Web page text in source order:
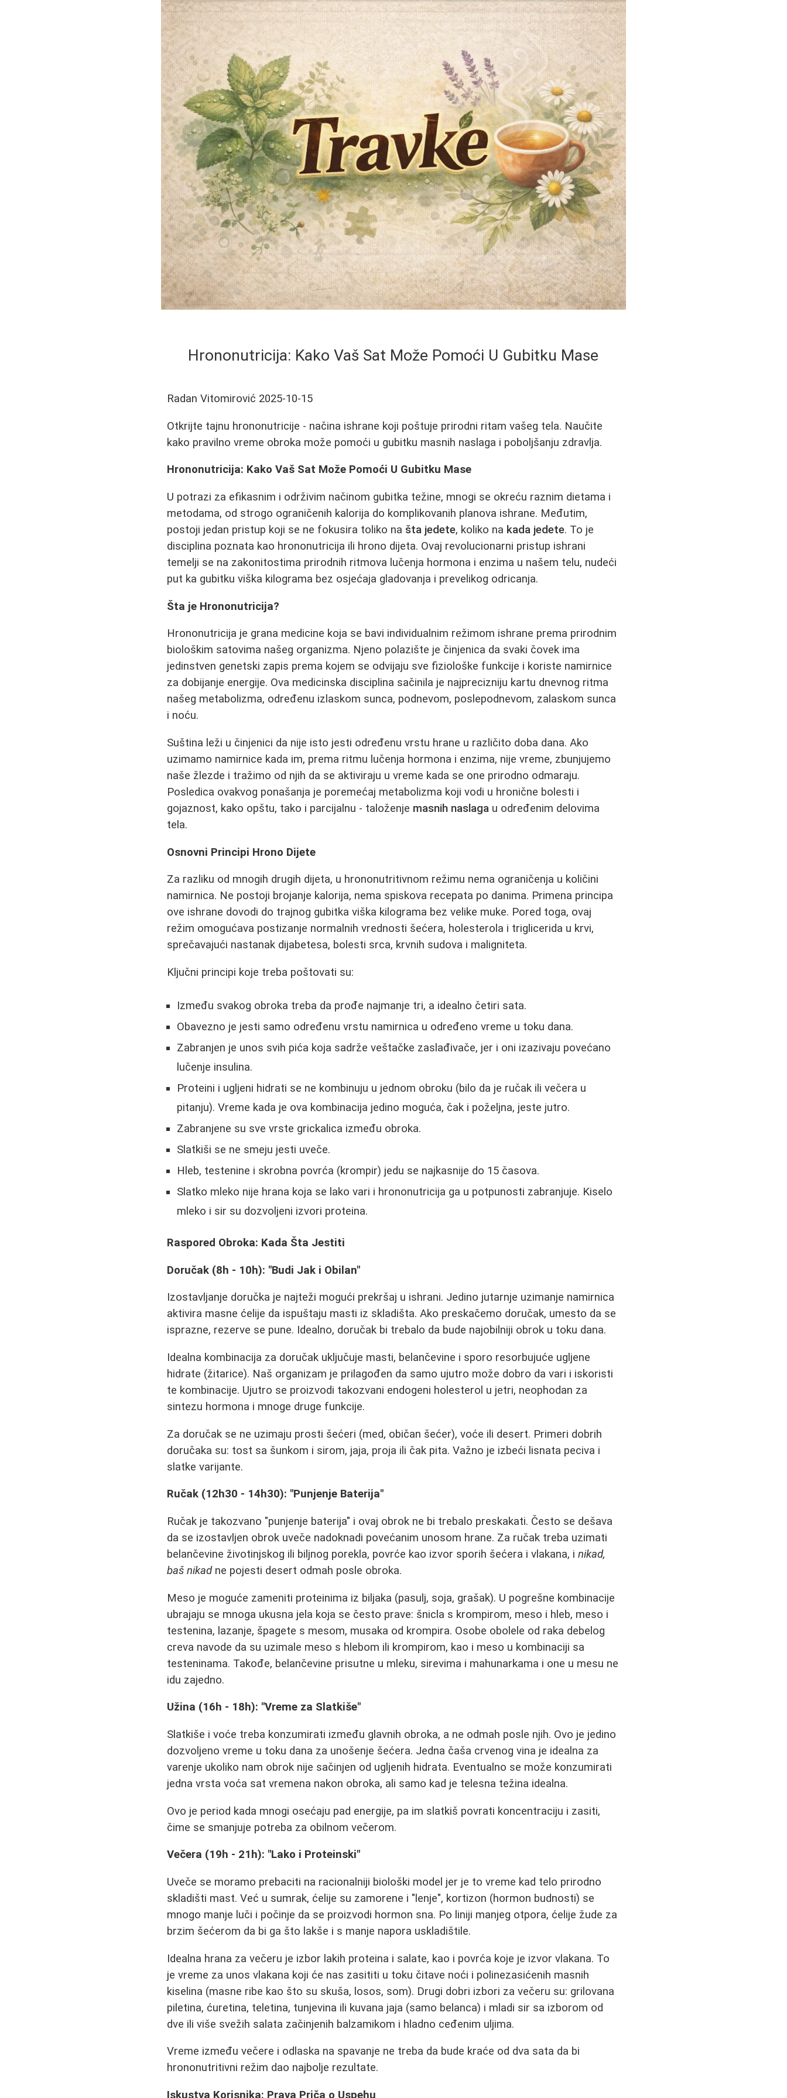
Hrononutricija: Kako Vaš Sat Može Pomoći U Gubitku Mase
Radan Vitomirović 2025-10-15
Otkrijte tajnu hrononutricije - načina ishrane koji poštuje prirodni ritam vašeg tela. Naučite
kako pravilno vreme obroka može pomoći u gubitku masnih naslaga i poboljšanju zdravlja.
Hrononutricija: Kako Vaš Sat Može Pomoći U Gubitku Mase
U potrazi za efikasnim i održivim načinom gubitka težine, mnogi se okreću raznim dietama i
metodama, od strogo ograničenih kalorija do komplikovanih planova ishrane. Međutim,
postoji jedan pristup koji se ne fokusira toliko na šta jedete, koliko na kada jedete. To je
disciplina poznata kao hrononutricija ili hrono dijeta. Ovaj revolucionarni pristup ishrani
temelji se na zakonitostima prirodnih ritmova lučenja hormona i enzima u našem telu, nudeći
put ka gubitku viška kilograma bez osjećaja gladovanja i prevelikog odricanja.
Šta je Hrononutricija?
Hrononutricija je grana medicine koja se bavi individualnim režimom ishrane prema prirodnim
biološkim satovima našeg organizma. Njeno polazište je činjenica da svaki čovek ima
jedinstven genetski zapis prema kojem se odvijaju sve fiziološke funkcije i koriste namirnice
za dobijanje energije. Ova medicinska disciplina sačinila je najprecizniju kartu dnevnog ritma
našeg metabolizma, određenu izlaskom sunca, podnevom, poslepodnevom, zalaskom sunca
i noću.
Suština leži u činjenici da nije isto jesti određenu vrstu hrane u različito doba dana. Ako
uzimamo namirnice kada im, prema ritmu lučenja hormona i enzima, nije vreme, zbunjujemo
naše žlezde i tražimo od njih da se aktiviraju u vreme kada se one prirodno odmaraju.
Posledica ovakvog ponašanja je poremećaj metabolizma koji vodi u hronične bolesti i
gojaznost, kako opštu, tako i parcijalnu - taloženje masnih naslaga u određenim delovima
tela.
Osnovni Principi Hrono Dijete
Za razliku od mnogih drugih dijeta, u hrononutritivnom režimu nema ograničenja u količini
namirnica. Ne postoji brojanje kalorija, nema spiskova recepata po danima. Primena principa
ove ishrane dovodi do trajnog gubitka viška kilograma bez velike muke. Pored toga, ovaj
režim omogućava postizanje normalnih vrednosti šećera, holesterola i triglicerida u krvi,
sprečavajući nastanak dijabetesa, bolesti srca, krvnih sudova i maligniteta.
Ključni principi koje treba poštovati su:
Između svakog obroka treba da prođe najmanje tri, a idealno četiri sata.
Obavezno je jesti samo određenu vrstu namirnica u određeno vreme u toku dana.
Zabranjen je unos svih pića koja sadrže veštačke zaslađivače, jer i oni izazivaju povećano
lučenje insulina.
Proteini i ugljeni hidrati se ne kombinuju u jednom obroku (bilo da je ručak ili večera u
pitanju). Vreme kada je ova kombinacija jedino moguća, čak i poželjna, jeste jutro.
Zabranjene su sve vrste grickalica između obroka.
Slatkiši se ne smeju jesti uveče.
Hleb, testenine i skrobna povrća (krompir) jedu se najkasnije do 15 časova.
Slatko mleko nije hrana koja se lako vari i hrononutricija ga u potpunosti zabranjuje. Kiselo
mleko i sir su dozvoljeni izvori proteina.
Raspored Obroka: Kada Šta Jestiti
Doručak (8h - 10h): "Budi Jak i Obilan"
Izostavljanje doručka je najteži mogući prekršaj u ishrani. Jedino jutarnje uzimanje namirnica
aktivira masne ćelije da ispuštaju masti iz skladišta. Ako preskačemo doručak, umesto da se
isprazne, rezerve se pune. Idealno, doručak bi trebalo da bude najobilniji obrok u toku dana.
Idealna kombinacija za doručak uključuje masti, belančevine i sporo resorbujuće ugljene
hidrate (žitarice). Naš organizam je prilagođen da samo ujutro može dobro da vari i iskoristi
te kombinacije. Ujutro se proizvodi takozvani endogeni holesterol u jetri, neophodan za
sintezu hormona i mnoge druge funkcije.
Za doručak se ne uzimaju prosti šećeri (med, običan šećer), voće ili desert. Primeri dobrih
doručaka su: tost sa šunkom i sirom, jaja, proja ili čak pita. Važno je izbeći lisnata peciva i
slatke varijante.
Ručak (12h30 - 14h30): "Punjenje Baterija"
Ručak je takozvano "punjenje baterija" i ovaj obrok ne bi trebalo preskakati. Često se dešava
da se izostavljen obrok uveče nadoknadi povećanim unosom hrane. Za ručak treba uzimati
belančevine životinjskog ili biljnog porekla, povrće kao izvor sporih šećera i vlakana, inikad,
baš nikadne pojesti desert odmah posle obroka.
Meso je moguće zameniti proteinima iz biljaka (pasulj, soja, grašak). U pogrešne kombinacije
ubrajaju se mnoga ukusna jela koja se često prave: šnicla s krompirom, meso i hleb, meso i
testenina, lazanje, špagete s mesom, musaka od krompira. Osobe obolele od raka debelog
creva navode da su uzimale meso s hlebom ili krompirom, kao i meso u kombinaciji sa
testeninama. Takođe, belančevine prisutne u mleku, sirevima i mahunarkama i one u mesu ne
idu zajedno.
Užina (16h - 18h): "Vreme za Slatkiše"
Slatkiše i voće treba konzumirati između glavnih obroka, a ne odmah posle njih. Ovo je jedino
dozvoljeno vreme u toku dana za unošenje šećera. Jedna čaša crvenog vina je idealna za
varenje ukoliko nam obrok nije sačinjen od ugljenih hidrata. Eventualno se može konzumirati
jedna vrsta voća sat vremena nakon obroka, ali samo kad je telesna težina idealna.
Ovo je period kada mnogi osećaju pad energije, pa im slatkiš povrati koncentraciju i zasiti,
čime se smanjuje potreba za obilnom večerom.
Večera (19h - 21h): "Lako i Proteinski"
Uveče se moramo prebaciti na racionalniji biološki model jer je to vreme kad telo prirodno
skladišti mast. Već u sumrak, ćelije su zamorene i "lenje", kortizon (hormon budnosti) se
mnogo manje luči i počinje da se proizvodi hormon sna. Po liniji manjeg otpora, ćelije žude za
brzim šećerom da bi ga što lakše i s manje napora uskladištile.
Idealna hrana za večeru je izbor lakih proteina i salate, kao i povrća koje je izvor vlakana. To
je vreme za unos vlakana koji će nas zasititi u toku čitave noći i polinezasićenih masnih
kiselina (masne ribe kao što su skuša, losos, som). Drugi dobri izbori za večeru su: grilovana
piletina, ćuretina, teletina, tunjevina ili kuvana jaja (samo belanca) i mladi sir sa izborom od
dve ili više svežih salata začinjenih balzamikom i hladno ceđenim uljima.
Vreme između večere i odlaska na spavanje ne treba da bude kraće od dva sata da bi
hrononutritivni režim dao najbolje rezultate.
Iskustva Korisnika: Prava Priča o Uspehu